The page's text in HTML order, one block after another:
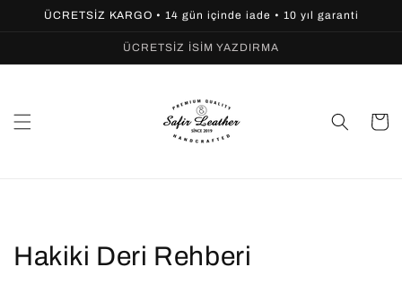
İçeriğe
ÜCRETSİZ KARGO • 14 gün içinde iade • 10 yıl garanti
ÜCRETSİZ İSİM YAZDIRMA
Sepet
Hakiki Deri Rehberi